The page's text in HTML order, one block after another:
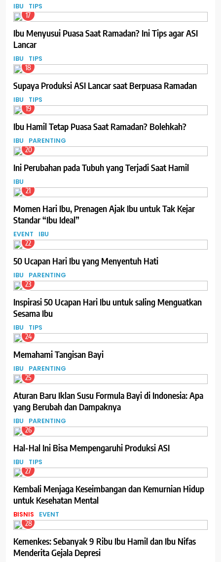
IBU TIPS
17
Ibu Menyusui Puasa Saat Ramadan? Ini Tips agar ASI
Lancar
IBU TIPS
18
Supaya Produksi ASI Lancar saat Berpuasa Ramadan
IBU TIPS
19
Ibu Hamil Tetap Puasa Saat Ramadan? Bolehkah?
IBU PARENTING
20
Ini Perubahan pada Tubuh yang Terjadi Saat Hamil
IBU
21
Momen Hari Ibu, Prenagen Ajak Ibu untuk Tak Kejar
Standar “Ibu Ideal”
EVENT IBU
22
50 Ucapan Hari Ibu yang Menyentuh Hati
IBU PARENTING
23
Inspirasi 50 Ucapan Hari Ibu untuk saling Menguatkan
Sesama Ibu
IBU TIPS
24
Memahami Tangisan Bayi
IBU PARENTING
25
Aturan Baru Iklan Susu Formula Bayi di Indonesia: Apa
yang Berubah dan Dampaknya
IBU PARENTING
26
Hal-Hal Ini Bisa Mempengaruhi Produksi ASI
IBU TIPS
27
Kembali Menjaga Keseimbangan dan Kemurnian Hidup
untuk Kesehatan Mental
BISNIS EVENT
28
Kemenkes: Sebanyak 9 Ribu Ibu Hamil dan Ibu Nifas
Menderita Gejala Depresi